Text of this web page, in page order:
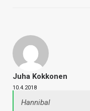
Juha Kokkonen
10.4.2018
Hannibal